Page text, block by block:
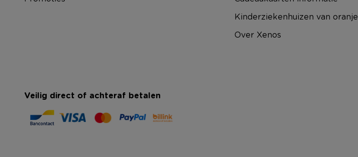
Kinderziekenhuizen van oranje
Over Xenos
Veilig direct of achteraf betalen